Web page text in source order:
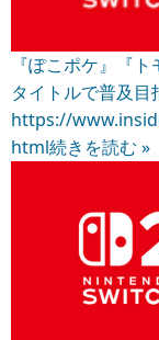
『ぽこポケ』『
タイトルで普及目
https://
html続きを読む »